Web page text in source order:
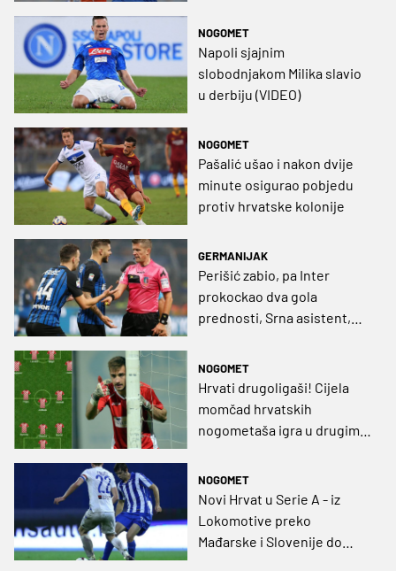
NOGOMET
Napoli sjajnim
slobodnjakom Milika slavio
u derbiju (VIDEO)
NOGOMET
Pašalić ušao i nakon dvije
minute osigurao pobjedu
protiv hrvatske kolonije
GERMANIJAK
Perišić zabio, pa Inter
prokockao dva gola
prednosti, Srna asistent,
(VIDEO)
NOGOMET
Hrvati drugoligaši! Cijela
momčad hrvatskih
nogometaša igra u drugim
NOGOMET
Novi Hrvat u Serie A - iz
Lokomotive preko
Mađarske i Slovenije do